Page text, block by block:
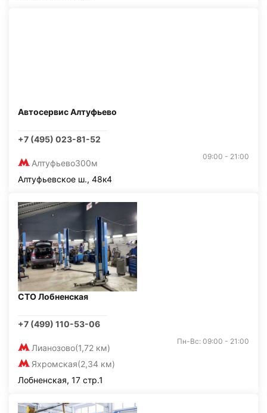
Автосервис Алтуфьево
+7 (495) 023-81-52
Алтуфьево300м
09:00 - 21:00
Алтуфьевское ш., 48к4
СТО Лобненская
+7 (499) 110-53-06
Лианозово(1,72 км)
Яхромская(2,34 км)
Пн-Вс: 09:00 - 21:00
Лобненская, 17 стр.1